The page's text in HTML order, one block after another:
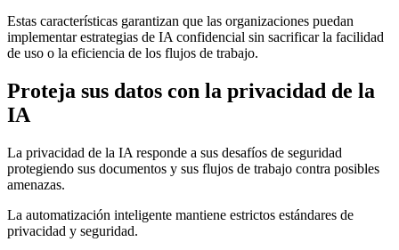
Estas características garantizan que las organizaciones puedan
implementar estrategias de IA confidencial sin sacrificar la facilidad
de uso o la eficiencia de los flujos de trabajo.
Proteja sus datos con la privacidad de la
IA
La privacidad de la IA responde a sus desafíos de seguridad
protegiendo sus documentos y sus flujos de trabajo contra posibles
amenazas.
La automatización inteligente mantiene estrictos estándares de
privacidad y seguridad.